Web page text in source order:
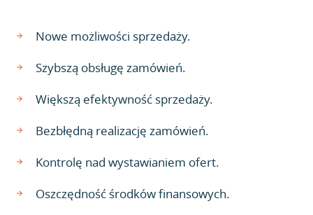
Nowe możliwości sprzedaży.
Szybszą obsługę zamówień.
Większą efektywność sprzedaży.
Bezbłędną realizację zamówień.
Kontrolę nad wystawianiem ofert.
Oszczędność środków finansowych.